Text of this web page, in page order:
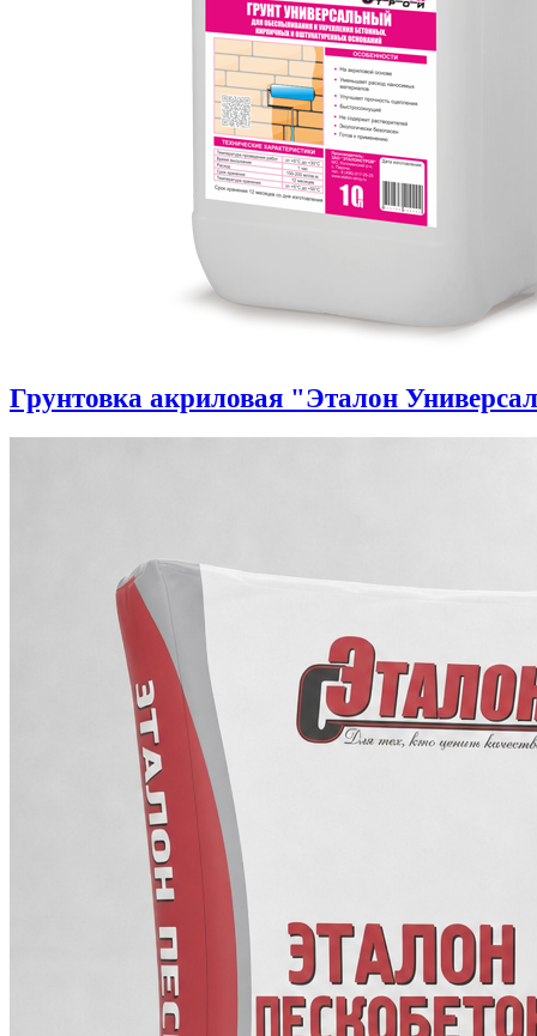
Грунтовка акриловая "Эталон